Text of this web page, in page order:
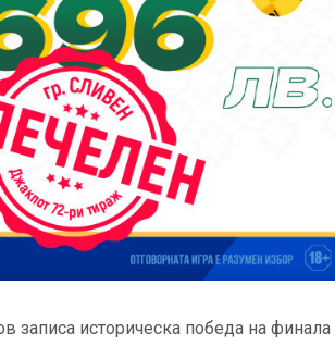
записа историческа победа на финала